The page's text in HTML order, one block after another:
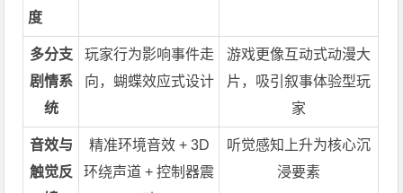
度
多分支
剧情系
统
玩家行为影响事件走
向，蝴蝶效应式设计
游戏更像互动式动漫大
片，吸引叙事体验型玩
家
音效与
触觉反
精准环境音效 + 3D
环绕声道 + 控制器震
听觉感知上升为核心沉
浸要素